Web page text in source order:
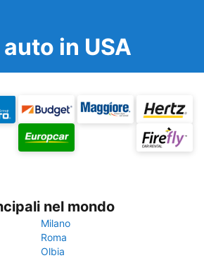
in USA
nel mondo
Milano
Roma
Olbia